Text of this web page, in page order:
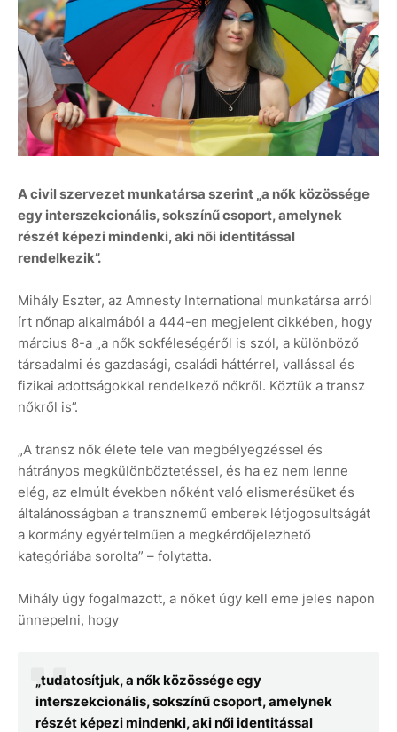
A civil szervezet munkatársa szerint „a nők közössége
egy interszekcionális, sokszínű csoport, amelynek
részét képezi mindenki, aki női identitással
rendelkezik”.
Mihály Eszter, az Amnesty International munkatársa arról
írt nőnap alkalmából a 444-en megjelent cikkében, hogy
március 8-a „a nők sokféleségéről is szól, a különböző
társadalmi és gazdasági, családi háttérrel, vallással és
fizikai adottságokkal rendelkező nőkről. Köztük a transz
nőkről is”.
„A transz nők élete tele van megbélyegzéssel és
hátrányos megkülönböztetéssel, és ha ez nem lenne
elég, az elmúlt években nőként való elismerésüket és
általánosságban a transznemű emberek létjogosultságát
a kormány egyértelműen a megkérdőjelezhető
kategóriába sorolta” – folytatta.
Mihály úgy fogalmazott, a nőket úgy kell eme jeles napon
ünnepelni, hogy
„tudatosítjuk, a nők közössége egy
interszekcionális, sokszínű csoport, amelynek
részét képezi mindenki, aki női identitással